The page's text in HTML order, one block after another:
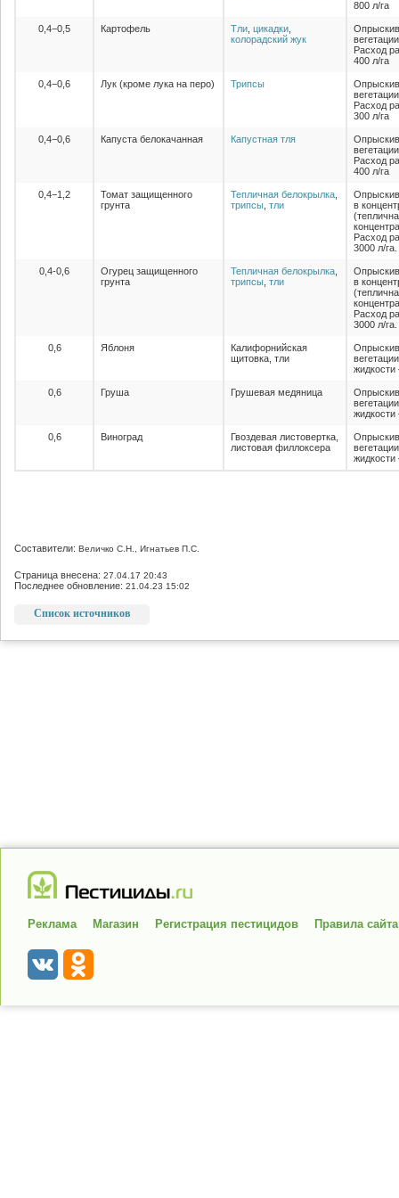
800 л/га
0,4−0,5 Картофель Тли цикадки
колорадский жук
Расход
400 л/га
0,4−0,6 Лук (кроме лука на перо) Трипсы
Расход
300 л/га
0,4−0,6 Капуста белокачанная Капустная тля
Расход
400 л/га
0,4−1,2
Томат защищенного
грунта
Тепличная белокрылка
трипсы тли
в
Расход
3000 л/га.
0,4-0,6
Огурец защищенного
грунта
Тепличная белокрылка
трипсы тли
в
Расход
3000 л/га.
0,6 Яблоня
Калифорнийская
щитовка, тли
жидкости
0,6 Груша Грушевая медяница
жидкости
0,6 Виноград
Гвоздевая листовертка,
листовая филлоксера
жидкости
Составители: Величко С.Н., Игнатьев П.С.
Страница внесена: 27.04.17 20:43
Последнее обновление: 21.04.23 15:02
Список источников
Реклама Магазин Регистрация пестицидов Правила сайта